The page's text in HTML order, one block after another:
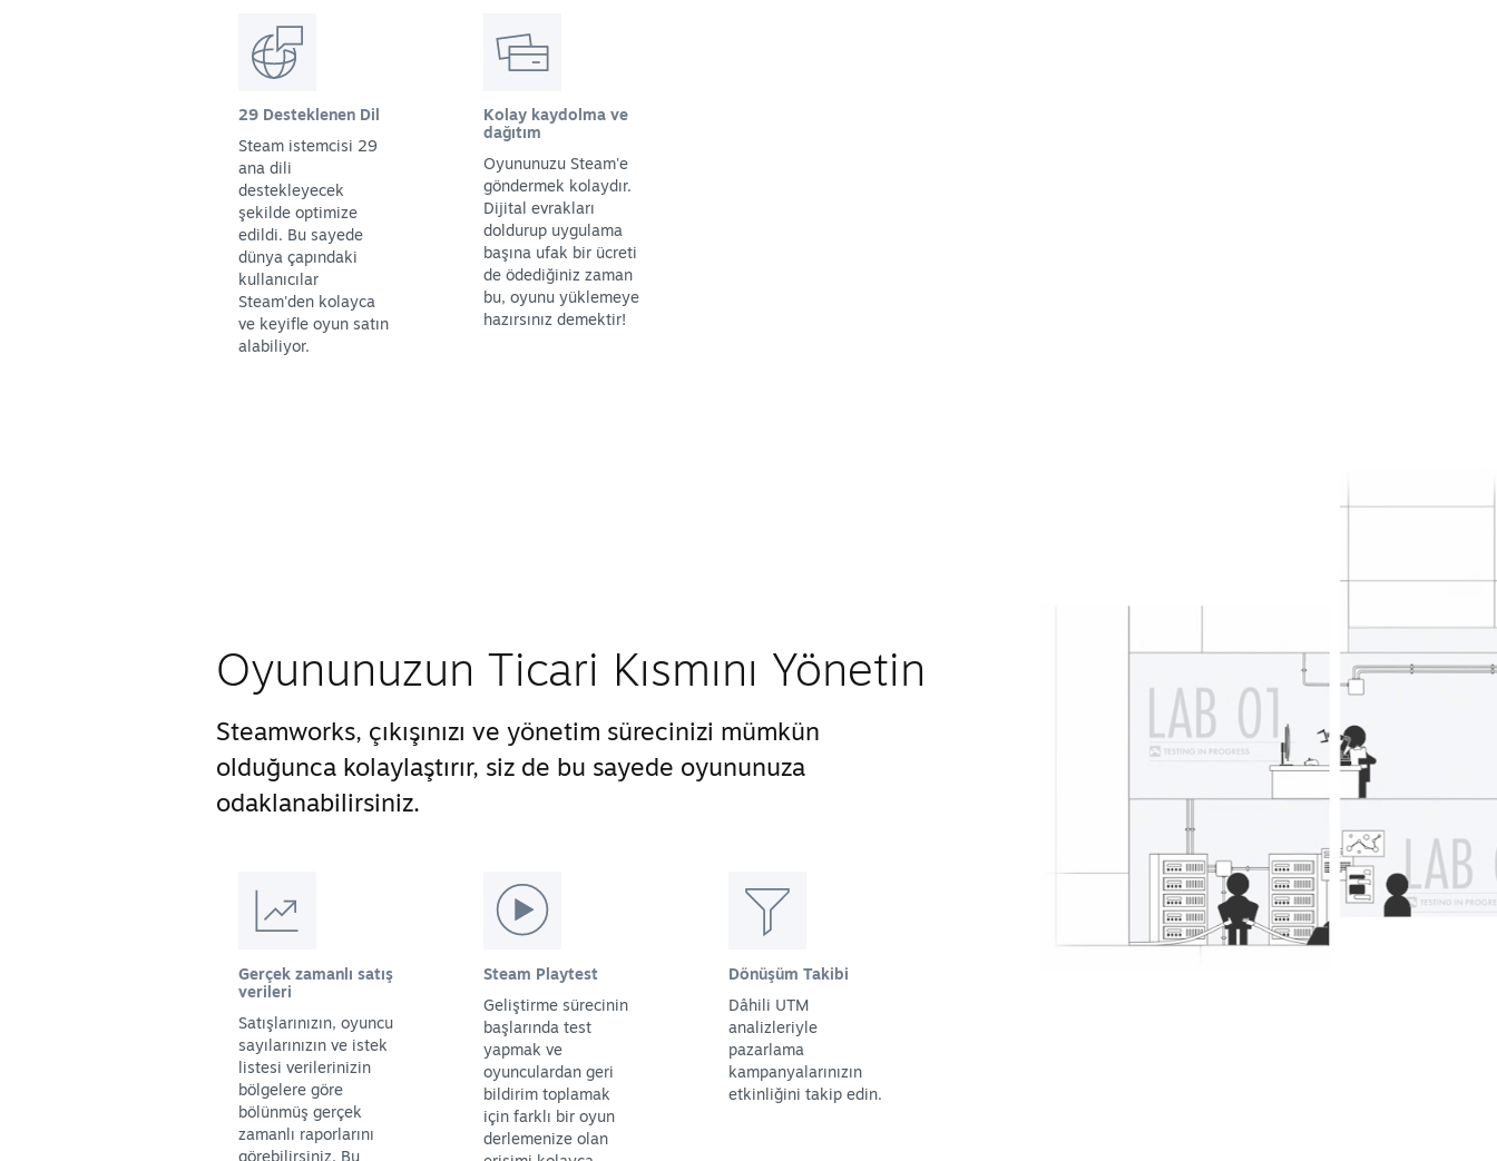
29 Desteklenen Dil
Steam istemcisi 29
ana dili
destekleyecek
şekilde optimize
edildi. Bu sayede
dünya çapındaki
kullanıcılar
Steam'den kolayca
ve keyifle oyun satın
alabiliyor.
Kolay kaydolma ve
dağıtım
Oyununuzu Steam'e
göndermek kolaydır.
Dijital evrakları
doldurup uygulama
başına ufak bir ücreti
de ödediğiniz zaman
bu, oyunu yüklemeye
hazırsınız demektir!
Oyununuzun Ticari Kısmını Yönetin
Steamworks, çıkışınızı ve yönetim sürecinizi mümkün
olduğunca kolaylaştırır, siz de bu sayede oyununuza
odaklanabilirsiniz.
Gerçek zamanlı satış
verileri
Satışlarınızın, oyuncu
sayılarınızın ve istek
listesi verilerinizin
bölgelere göre
bölünmüş gerçek
zamanlı raporlarını
görebilirsiniz. Bu
Steam Playtest
Geliştirme sürecinin
başlarında test
yapmak ve
oyunculardan geri
bildirim toplamak
için farklı bir oyun
derlemenize olan
Dönüşüm Takibi
Dâhili UTM
analizleriyle
pazarlama
kampanyalarınızın
etkinliğini takip edin.